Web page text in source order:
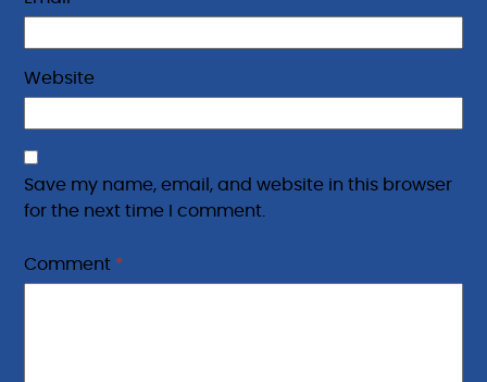
Website
Save my name, email, and website in this browser
for the next time I comment.
Comment *